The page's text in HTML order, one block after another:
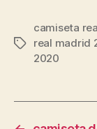
Etiquetas
camiseta
real madrid
2020